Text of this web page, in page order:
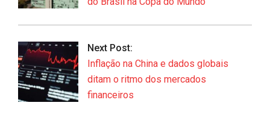
Next Post:
Inflação na China e dados globais
ditam o ritmo dos mercados
financeiros